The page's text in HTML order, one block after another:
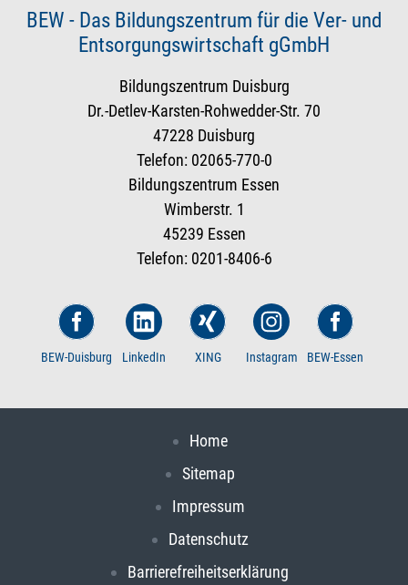
BEW - Das Bildungszentrum für die Ver- und
Entsorgungswirtschaft gGmbH
Bildungszentrum Duisburg
Dr.-Detlev-Karsten-Rohwedder-Str. 70
47228 Duisburg
Telefon: 02065-770-0
Bildungszentrum Essen
Wimberstr. 1
45239 Essen
Telefon: 0201-8406-6
BEW-Duisburg LinkedIn XING Instagram BEW-Essen
Home
Sitemap
Impressum
Datenschutz
Barrierefreiheitserklärung